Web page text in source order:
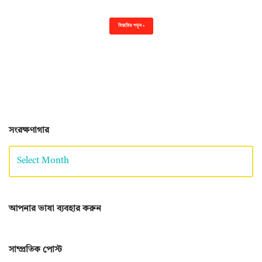
বিস্তারিত পড়ুন »
সংরক্ষণাগার
আপনার ভাষা ব্যবহার করুন
সাম্প্রতিক পোস্ট